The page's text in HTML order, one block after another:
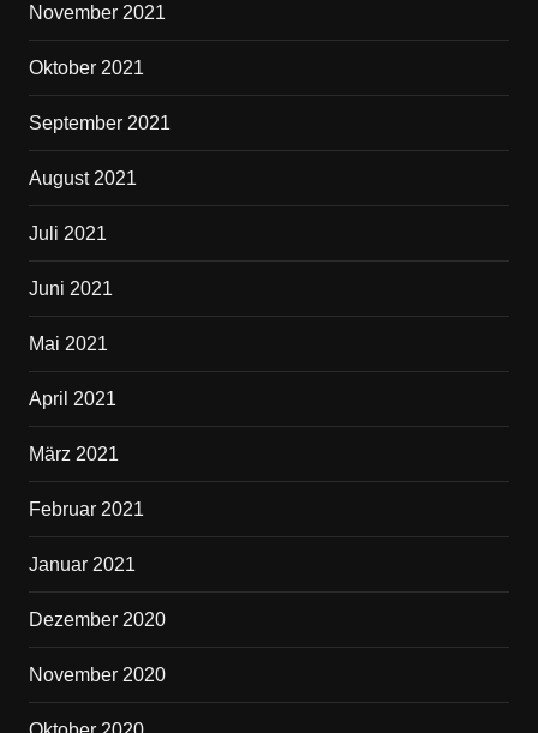
November 2021
Oktober 2021
September 2021
August 2021
Juli 2021
Juni 2021
Mai 2021
April 2021
März 2021
Februar 2021
Januar 2021
Dezember 2020
November 2020